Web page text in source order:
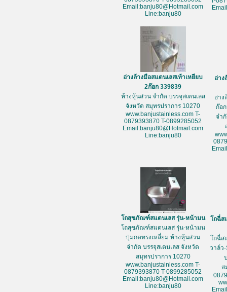
Email:banju80@Hotmail.com
Line:banju80
อ่างล้างมือสแตนเลสเท้าเหยียบ
2ก๊อก 339839
ห้างหุ้นส่วน จำกัด บรรจุสเตนเลส
จังหวัด สมุทรปราการ 10270
www.banjustainless.com T-
0879393870 T-0899285052
Email:banju80@Hotmail.com
Line:banju80
อ่าง
อ่าง
ก๊อ
จำ
โถสุขภัณฑ์สแตนเลส รุ่น-หน้ามน
โถสุขภัณฑ์สแตนเลส รุ่น-หน้ามน
ปุ่มกดทรงเหลี่ยม ห้างหุ้นส่วน
จำกัด บรรจุสเตนเลส จังหวัด
สมุทรปราการ 10270
www.banjustainless.com T-
0879393870 T-0899285052
Email:banju80@Hotmail.com
Line:banju80
โถฉี่ส
โถฉี่ส
วาล์ว
ส